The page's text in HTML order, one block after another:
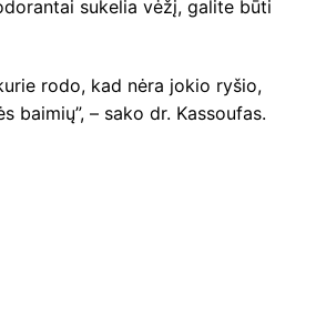
sukelia vėžį, galite būti
rodo, kad nėra jokio ryšio,
baimių”, – sako dr. Kassoufas.